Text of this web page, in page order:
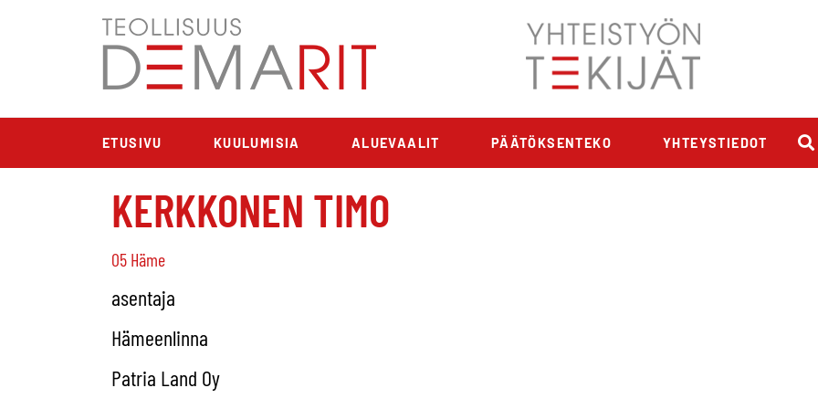
ETUSIVU KUULUMISIA ALUEVAALIT PÄÄTÖKSENTEKO YHTEYSTIEDOT
KERKKONEN TIMO
05 Häme
asentaja
Hämeenlinna
Patria Land Oy